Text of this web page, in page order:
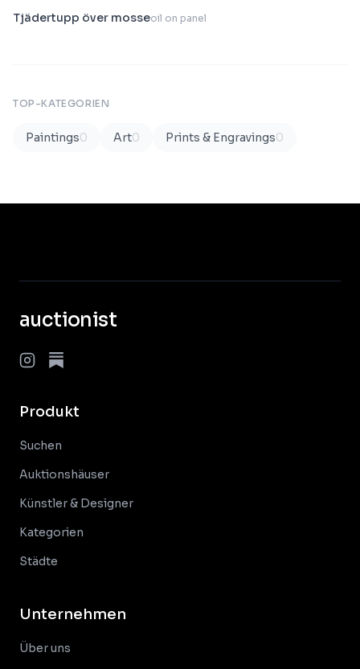
Tjädertupp över mosseoil on panel
TOP-KATEGORIEN
Paintings0 Art0 Prints & Engravings0
auctionist
Produkt
Suchen
Auktionshäuser
Künstler & Designer
Kategorien
Städte
Unternehmen
Über uns